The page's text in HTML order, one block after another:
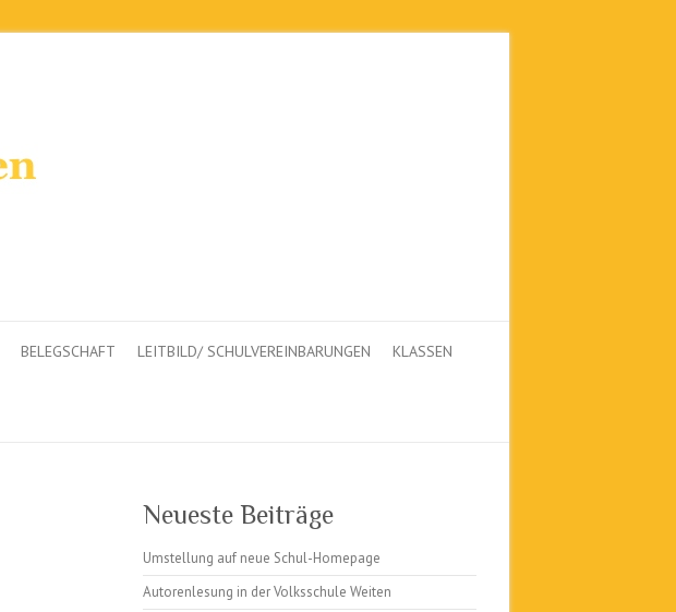
BELEGSCHAFT LEITBILD/ SCHULVEREINBARUNGEN KLASSEN
Neueste Beiträge
Umstellung auf neue Schul-Homepage
Autorenlesung in der Volksschule Weiten